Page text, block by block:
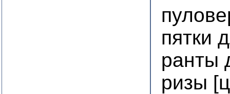
пятки
ранты
ризы